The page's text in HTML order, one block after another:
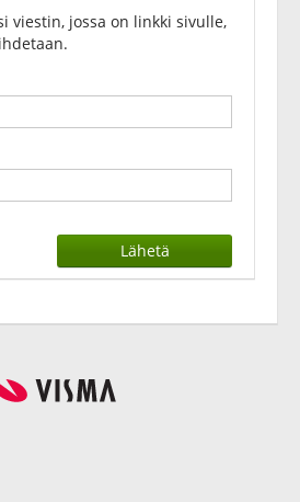
viestin, jossa on linkki sivulle,